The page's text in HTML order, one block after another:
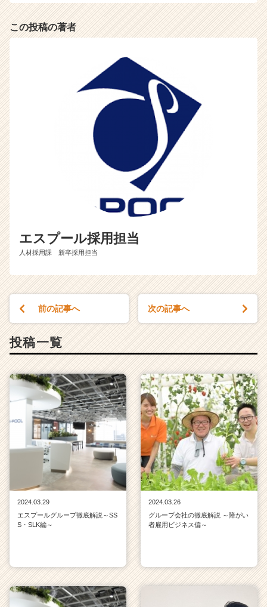
この投稿の著者
エスプール採用担当
人材採用課 新卒採用担当
前の記事へ 次の記事へ
投稿一覧
2024.03.29
エスプールグループ徹底解説～SS
S・SLK編～
2024.03.26
グループ会社の徹底解説 ～障がい
者雇用ビジネス偏～